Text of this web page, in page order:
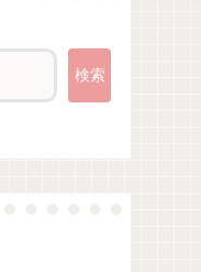
検索